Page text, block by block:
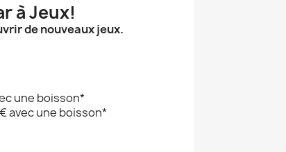
à Jeux!
de nouveaux jeux.
une boisson*
avec une boisson*